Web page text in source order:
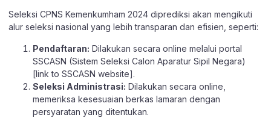
Seleksi CPNS Kemenkumham 2024 diprediksi akan mengikuti
alur seleksi nasional yang lebih transparan dan efisien, seperti:
Pendaftaran: Dilakukan secara online melalui portal
SSCASN (Sistem Seleksi Calon Aparatur Sipil Negara)
[link to SSCASN website].
Seleksi Administrasi: Dilakukan secara online,
memeriksa kesesuaian berkas lamaran dengan
persyaratan yang ditentukan.